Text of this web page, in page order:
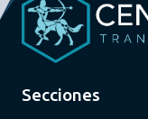
Secciones